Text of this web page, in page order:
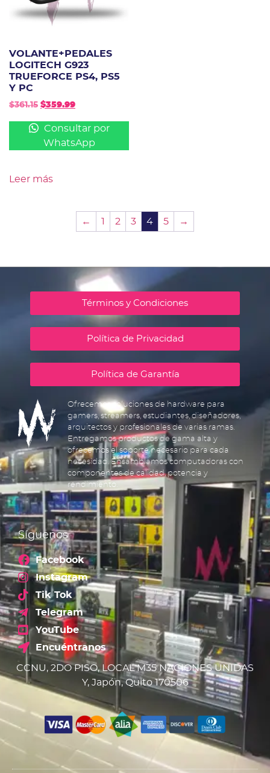
VOLANTE+PEDALES
LOGITECH G923
TRUEFORCE PS4, PS5
Y PC
$361.15 $359.99
Consultar por
WhatsApp
Leer más
← 1 2 3 4 5 →
Términos y Condiciones
Política de Privacidad
Política de Garantía
Ofrecemos soluciones de hardware para
gamers, streamers, estudiantes, diseñadores,
arquitectos y profesionales de varias ramas.
Entregamos productos de gama alta y
ofrecemos el soporte necesario para cada
necesidad. Ensamblamos computadoras con
componentes de calidad, potencia y
rendimiento.
Síguenos
Facebook
Instagram
Tik Tok
Telegram
YouTube
Encuéntranos
CCNU, 2DO PISO, LOCAL M35 NACIONES UNIDAS
Y, Japón, Quito 170506